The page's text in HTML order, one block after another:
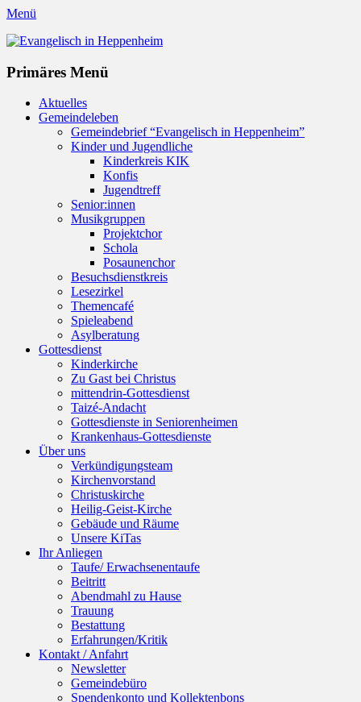
Menü
Evangelisch in Heppenheim
Primäres Menü
Zum
Inhalt
Aktuelles
Gemeindeleben
Gemeindebrief “Evangelisch in Heppenheim”
Kinder und Jugendliche
Kinderkreis KIK
Konfis
Jugendtreff
Senior:innen
Musikgruppen
Projektchor
Schola
Posaunenchor
Besuchsdienstkreis
Lesezirkel
Themencafé
Spieleabend
Asylberatung
Gottesdienst
Kinderkirche
Zu Gast bei Christus
mittendrin-Gottesdienst
Taizé-Andacht
Gottesdienste in Seniorenheimen
Krankenhaus-Gottesdienste
Über uns
Verkündigungsteam
Kirchenvorstand
Christuskirche
Heilig-Geist-Kirche
Gebäude und Räume
Unsere KiTas
Ihr Anliegen
Taufe/ Erwachsenentaufe
Beitritt
Abendmahl zu Hause
Trauung
Bestattung
Erfahrungen/Kritik
Kontakt / Anfahrt
Newsletter
Gemeindebüro
Spendenkonto und Kollektenbons